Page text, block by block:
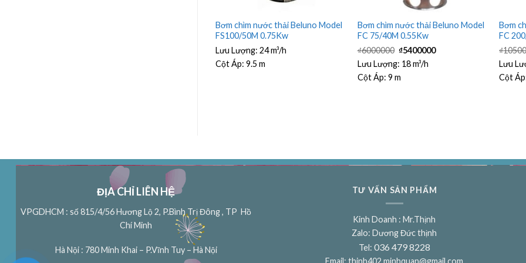
Bơm chìm nước thải Beluno Model
FS100/50M 0.75Kw
Lưu Lượng: 24 m³/h
Cột Áp: 9.5 m
Bơm chìm nước thải Beluno Model
FC 75/40M 0.55Kw
₫6000000 Giá
gốc
là:
₫5400000Giá
hiện
Lưu Lượng: 18 m³/h
Cột Áp: 9 m
Bơm
FC
₫
Lưu
Cột
ĐỊA CHỈ LIÊN HỆ
VPGDHCM : số 815/4/56 Hương Lộ 2, P.Bình Trị Đông , TP Hồ
Chí Minh
Hà Nội : 780 Minh Khai – P.Vĩnh Tuy – Hà Nội
TƯ VẤN SẢN PHẨM
Kinh Doanh : Mr.Thịnh
Zalo: Dương Đức thịnh
Tel: 036 479 8228
Email:thinh402.minhquan@gmail.com